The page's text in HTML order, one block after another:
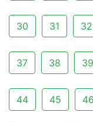
30 31 32
37 38 39
44 45 46